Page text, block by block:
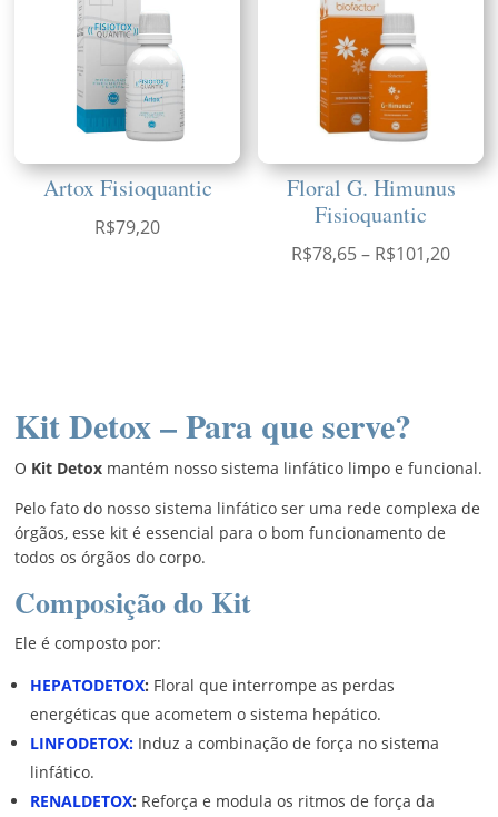
Artox Fisioquantic
R$79,20
Floral G. Himunus
Fisioquantic
R$78,65– R$101,20Faixa
Kit Detox – Para que serve?
O Kit Detox mantém nosso sistema linfático limpo e funcional.
Pelo fato do nosso sistema linfático ser uma rede complexa de
órgãos, esse kit é essencial para o bom funcionamento de
todos os órgãos do corpo.
Composição do Kit
Ele é composto por:
HEPATODETOX: Floral que interrompe as perdas
energéticas que acometem o sistema hepático.
LINFODETOX: Induz a combinação de força no sistema
linfático.
RENALDETOX: Reforça e modula os ritmos de força da